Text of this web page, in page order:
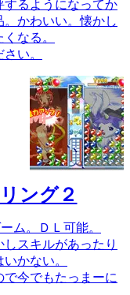
するようになってか
かわいい。懐かし
なる。
い。
ング２
ム。ＤＬ可能。
スキルがあったり
かない。
今でもたっまーに